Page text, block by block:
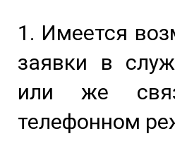
1. Имеется
заявки в
или же
телефонном